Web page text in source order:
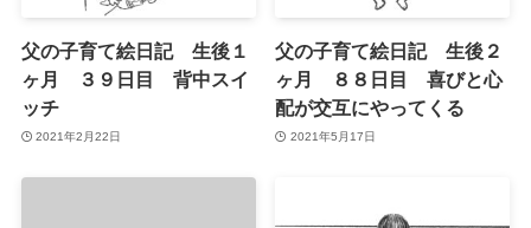
父の子育て絵日記 生後１
ヶ月 ３９日目 背中スイ
ッチ
2021年2月22日
父の子育て絵日記 生後２
ヶ月 ８８日目 喜びと心
配が交互にやってくる
2021年5月17日